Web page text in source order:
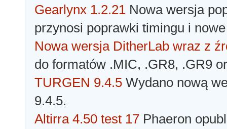
Gearlynx 1.2.21 Nowa wersja
przynosi poprawki timingu i
Nowa wersja DitherLab wraz z
do formatów .MIC, .GR8, .GR9
TURGEN 9.4.5 Wydano nową
9.4.5.
Altirra 4.50 test 17 Phaeron